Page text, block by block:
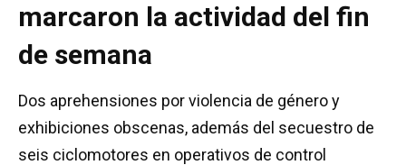
marcaron la actividad del fin
de semana
Dos aprehensiones por violencia de género y
exhibiciones obscenas, además del secuestro de
seis ciclomotores en operativos de control